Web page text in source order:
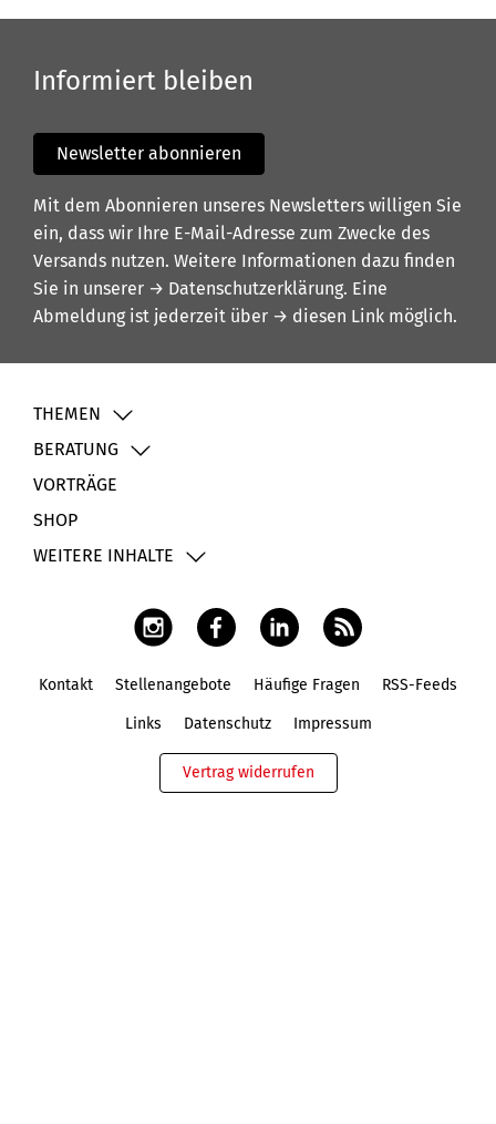
Informiert bleiben
Newsletter abonnieren
Mit dem Abonnieren unseres Newsletters willigen Sie
ein, dass wir Ihre E-Mail-Adresse zum Zwecke des
Versands nutzen. Weitere Informationen dazu finden
Sie in unserer → Datenschutzerklärung. Eine
Abmeldung ist jederzeit über → diesen Link möglich.
THEMEN
BERATUNG
VORTRÄGE
SHOP
WEITERE INHALTE
Kontakt Stellenangebote Häufige Fragen RSS-Feeds
Links Datenschutz Impressum
Vertrag widerrufen